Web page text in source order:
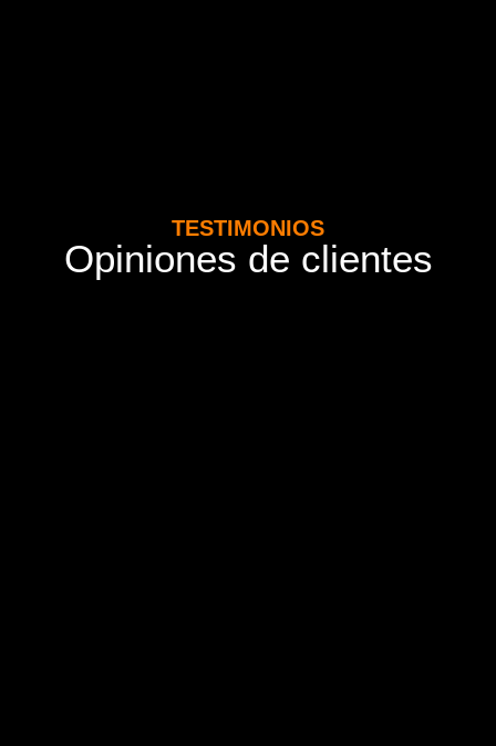
TESTIMONIOS
Opiniones de clientes